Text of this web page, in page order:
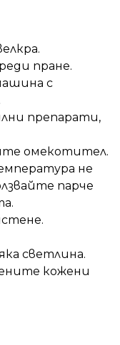
пране.
с
препарати,
омекотител.
не
парче
светлина.
кожени